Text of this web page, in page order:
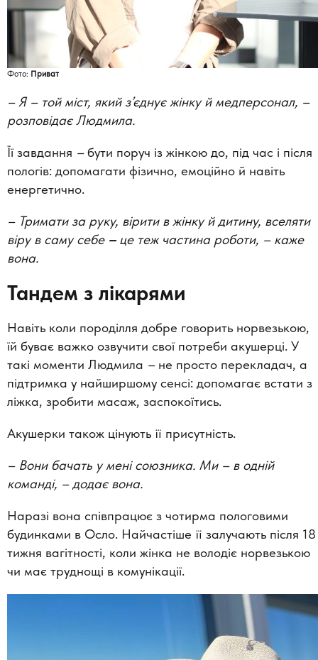
Фото: Приват
– Я – той міст, який з’єднує жінку й медперсонал, –
розповідає Людмила.
Її завдання –бути поруч із жінкою до, під час і після
пологів: допомагати фізично, емоційно й навіть
енергетично.
– Тримати за руку, вірити в жінку й дитину, вселяти
віру в саму себе –це теж частина роботи, – каже
вона.
Тандем з лікарями
Навіть коли породілля добре говорить норвезькою,
їй буває важко озвучити свої потреби акушерці. У
такі моменти Людмила –не просто перекладач, а
підтримка у найширшому сенсі: допомагає встати з
ліжка, зробити масаж, заспокоїтись.
Акушерки також цінують її присутність.
– Вони бачать у мені союзника. Ми –в одній
команді, – додає вона.
Наразі вона співпрацює з чотирма пологовими
будинками в Осло. Найчастіше її залучають після 18
тижня вагітності, коли жінка не володіє норвезькою
чи має труднощі в комунікації.